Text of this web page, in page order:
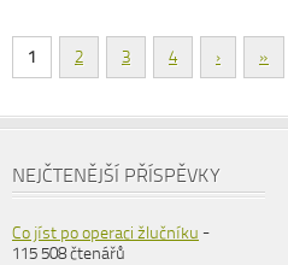
1 2 3 4 › »
NEJČTENĚJŠÍ PŘÍSPĚVKY
Co jíst po operaci žlučníku -
115 508 čtenářů